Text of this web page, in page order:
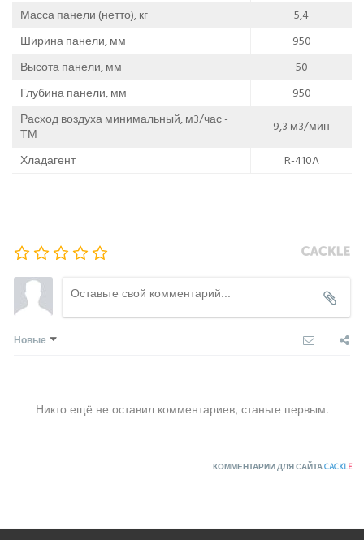
Масса панели (нетто), кг
5,4
Ширина панели, мм
950
Высота панели, мм
50
Глубина панели, мм
950
Расход воздуха минимальный, м3/час -
ТМ
9,3 м3/мин
Хладагент
R-410A
Новые
Никто ещё не оставил комментариев, станьте первым.
КОММЕНТАРИИ ДЛЯ САЙТАCACKLE